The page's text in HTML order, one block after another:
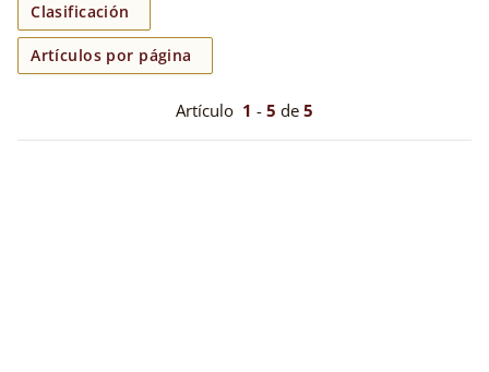
Clasificación
Artículos por página
Artículo 1 - 5 de 5